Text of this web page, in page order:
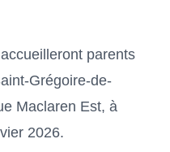
parents
Grégoire-de-
Maclaren Est, à
2026.